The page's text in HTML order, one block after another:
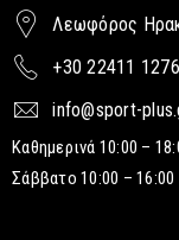
Λεωφόρος
+30 22411
info@sport-
Καθημερινά 10:00 –
Σάββατο 10:00 – 16:00